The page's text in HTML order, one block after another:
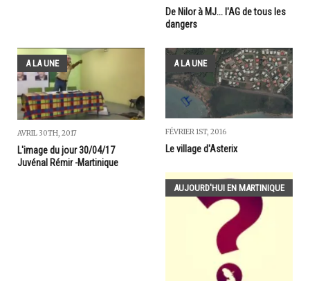
De Nilor à MJ... l'AG de tous les
dangers
A LA UNE
AVRIL 30TH, 2017
L'image du jour 30/04/17
Juvénal Rémir -Martinique
A LA UNE
FÉVRIER 1ST, 2016
Le village d'Asterix
AUJOURD'HUI EN MARTINIQUE